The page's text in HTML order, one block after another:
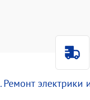
Ремонт электрики